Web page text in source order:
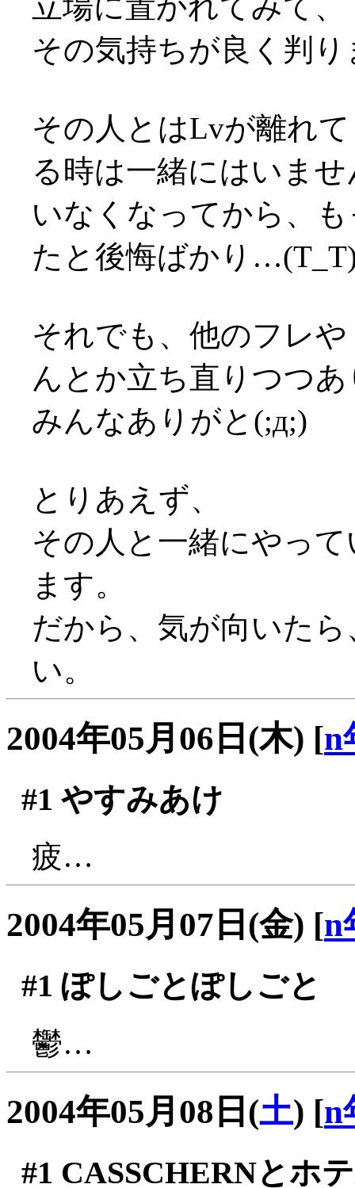
その気持ちが良く判
その人とはLvが離れ
る時は一緒にはいま
いなくなってから、
たと後悔ばかり
それでも、他のフレ
んとか立ち直りつつ
みんなありがと(;д;)
とりあえず、
その人と一緒にやっ
ます。
だから、気が向いた
い。
2004年05月06日(木) [n
#1 やすみあけ
疲…
2004年05月07日(金) [n
#1 ぽしごとぽしごと
鬱…
2004年05月08日(土) [n
#1 CASSCHERNとホ